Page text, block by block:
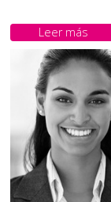
Leer más